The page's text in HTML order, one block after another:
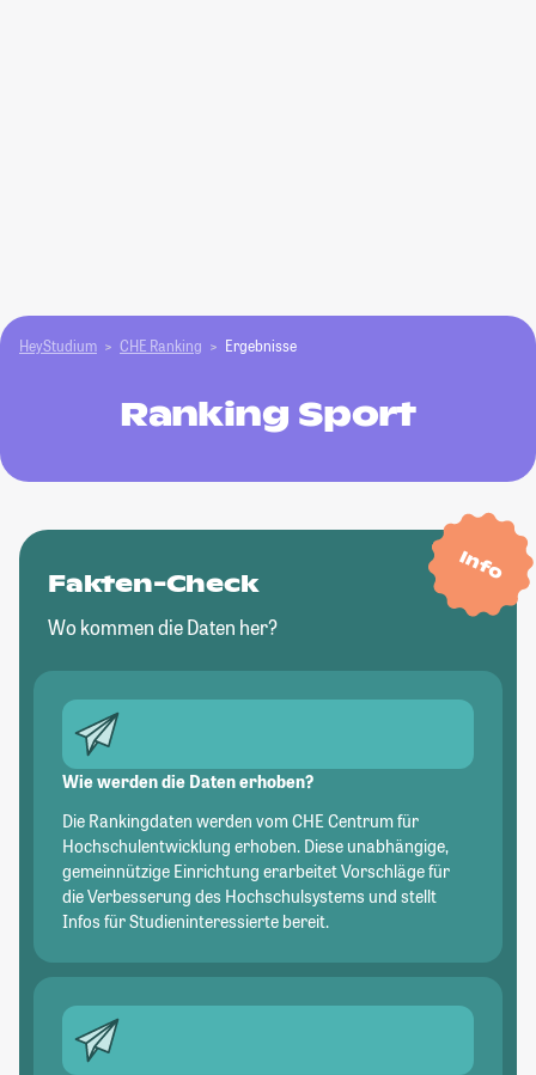
HeyStudium CHE Ranking Ergebnisse
Ranking Sport
Info
Fakten-Check
Wo kommen die Daten her?
Wie werden die Daten erhoben?
Die Rankingdaten werden vom CHE Centrum für
Hochschulentwicklung erhoben. Diese unabhängige,
gemeinnützige Einrichtung erarbeitet Vorschläge für
die Verbesserung des Hochschulsystems und stellt
Infos für Studieninteressierte bereit.